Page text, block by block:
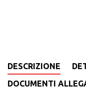
DESCRIZIONE
DOCUMENTI